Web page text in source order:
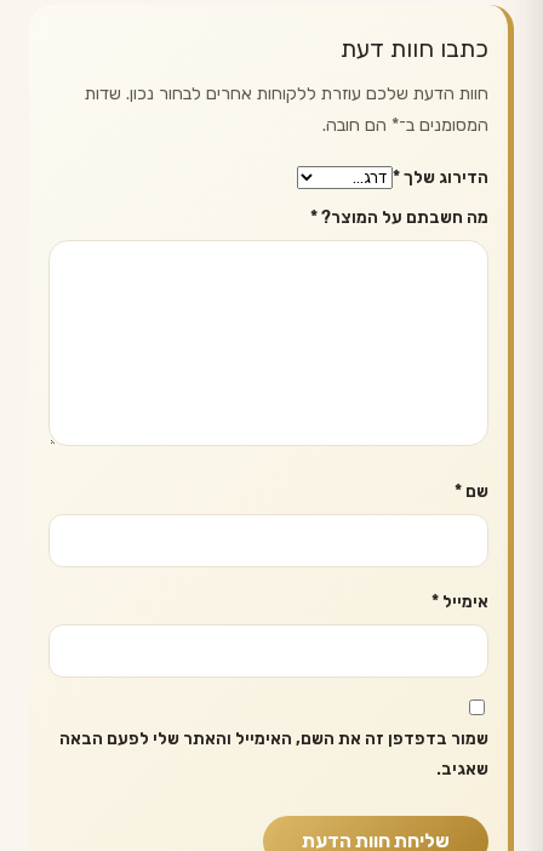
כתבו חוות דעת
חוות הדעת שלכם עוזרת ללקוחות אחרים לבחור נכון. שדות
המסומנים ב־* הם חובה.
הדירוג שלך*
מה חשבתם על המוצר?*
שם *
אימייל *
שמור בדפדפן זה את השם, האימייל והאתר שלי לפעם הבאה
שאגיב.